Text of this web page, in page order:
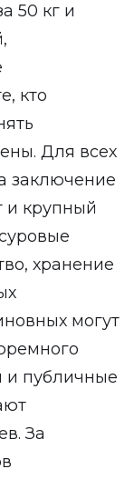
50 кг и
кто
Для всех
заключение
и крупный
хранение
могут
и публичные
За